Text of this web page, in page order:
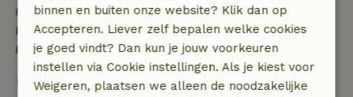
Energie label: Uitgesloten
Natuurlijke isolatiematerialen
Gebouwd met natuurlijke bouwmaterialen
Bekijk alles
binnen en buiten onze website? Klik dan op
Accepteren. Liever zelf bepalen welke cookies
je goed vindt? Dan kun je jouw voorkeuren
instellen via Cookie instellingen. Als je kiest voor
Weigeren, plaatsen we alleen de noodzakelijke